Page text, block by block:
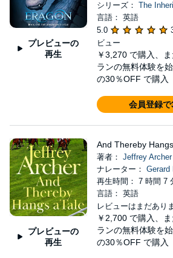
プレビューの
再生
シリーズ： The
言語： 英語
5.0
ビュー
￥3,270 で購入、
ランの無料体験を
の30％OFF で購入
会員登録
プレビューの
再生
And Thereby
著者： Jeffrey Archer
ナレーター： Gerard
再生時間： 7 時間 7
言語： 英語
レビューはまだあり
￥2,700 で購入、
ランの無料体験を
の30％OFF で購入